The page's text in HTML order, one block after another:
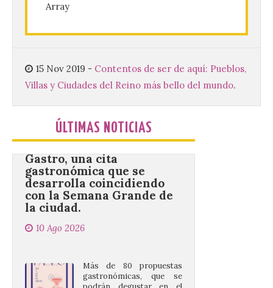
Array
15 Nov 2019 - Contentos de ser de aquí: Pueblos,
Villas y Ciudades del Reino más bello del mundo.
ÚLTIMAS NOTICIAS
capacidad para 120 niños cada uno. Un
diploma acreditativo tras finalizar esta
Gijón/Xixón celebra la
tercera edición de Paseo
Gastro, una cita
gastronómica que se
desarrolla coincidiendo
con la Semana Grande de
la ciudad.
10 Ago 2026
Más de 80 propuestas
Jardines de la Reina hasta
el 16 de agosto. El Paseo de Begoña y los